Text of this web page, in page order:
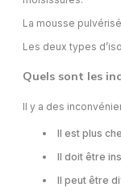
La mousse
Les deux types
Quels sont les
Il y a des
Il est plus
Il doit être
Il peut être